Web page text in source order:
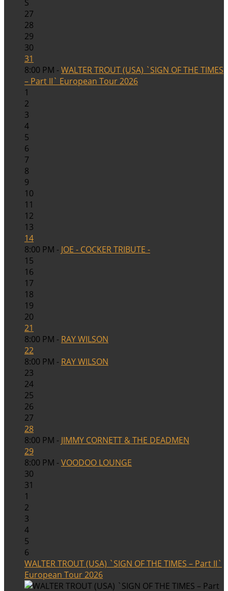
S
27
28
29
30
31
8:00 PM -WALTER TROUT (USA) `SIGN OF THE TIMES
– Part II` European Tour 2026
1
2
3
4
5
6
7
8
9
10
11
12
13
14
8:00 PM - JOE - COCKER TRIBUTE -
15
16
17
18
19
20
21
8:00 PM - RAY WILSON
22
8:00 PM - RAY WILSON
23
24
25
26
27
28
8:00 PM - JIMMY CORNETT & THE DEADMEN
29
8:00 PM -VOODOO LOUNGE
30
31
1
2
3
4
5
6
WALTER TROUT (USA) `SIGN OF THE TIMES – Part II`
European Tour 2026